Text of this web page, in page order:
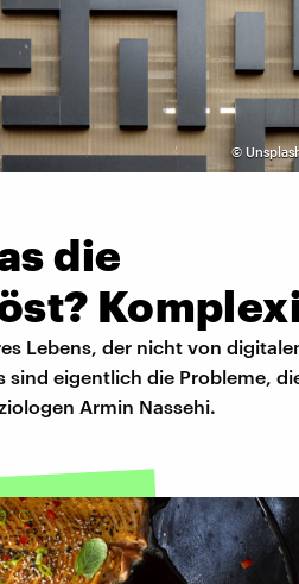
©
die
Lebens, der nicht von
sind eigentlich die Probleme,
Armin Nassehi.